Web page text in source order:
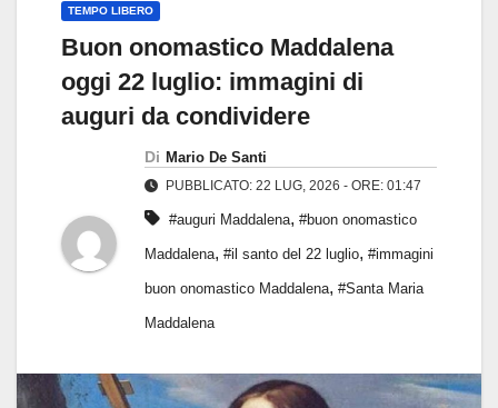
TEMPO LIBERO
Buon onomastico Maddalena
oggi 22 luglio: immagini di
auguri da condividere
Di Mario De Santi
PUBBLICATO: 22 LUG, 2026 - ORE: 01:47
#auguri Maddalena, #buon onomastico
Maddalena, #il santo del 22 luglio, #immagini
buon onomastico Maddalena, #Santa Maria
Maddalena